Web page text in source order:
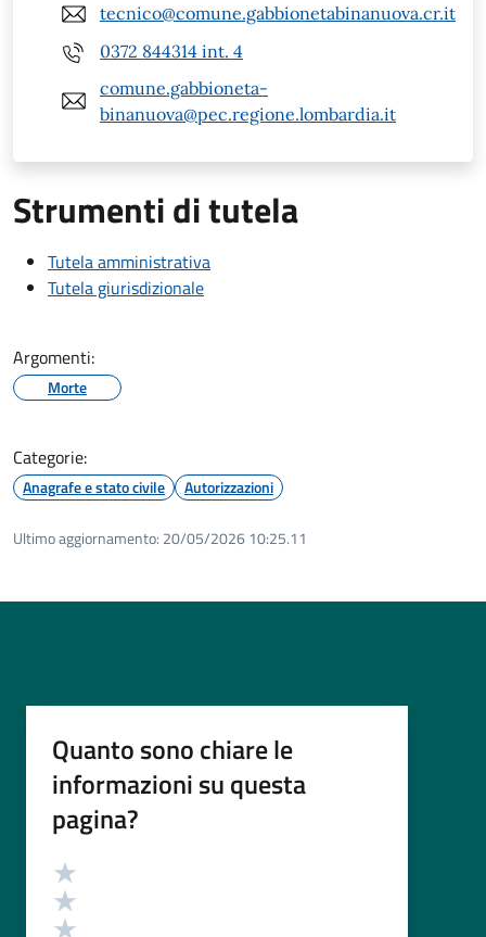
tecnico@comune.gabbionetabinanuova.cr.it
0372 844314 int. 4
comune.gabbioneta-
binanuova@pec.regione.lombardia.it
Strumenti di tutela
Tutela amministrativa
Tutela giurisdizionale
Argomenti:
Morte
Categorie:
Anagrafe e stato civile Autorizzazioni
Ultimo aggiornamento: 20/05/2026 10:25.11
Quanto sono chiare le
informazioni su questa
pagina?
Valutazione